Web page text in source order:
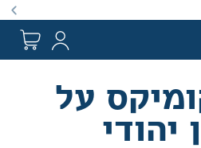
במחירים נמוכים ומוזלים מהמחיר
על
יהודי